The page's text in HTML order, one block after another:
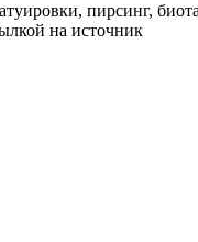
пирсинг,
на источник